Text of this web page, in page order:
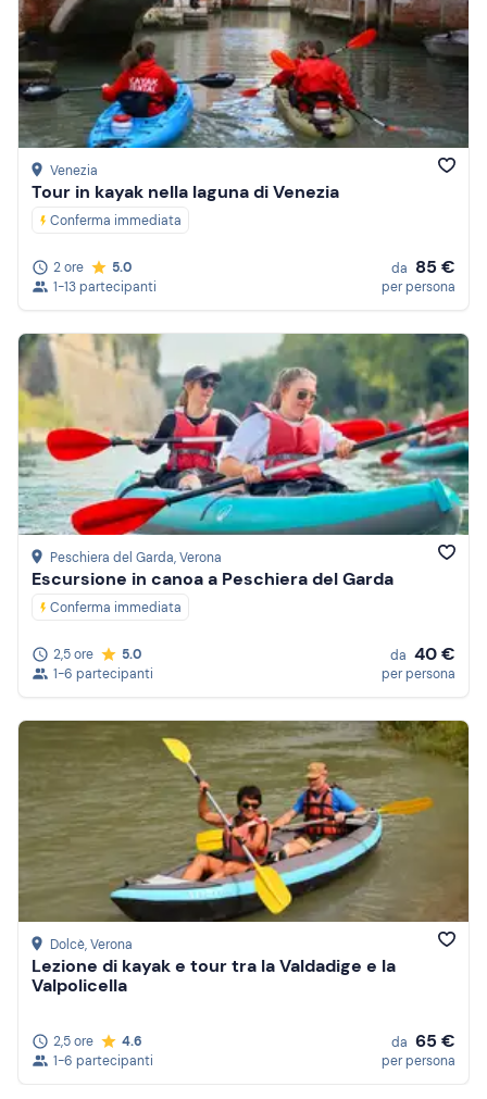
Venezia
Tour in kayak nella laguna di Venezia
Conferma immediata
2 ore
5.0
1-13 partecipanti
da 85 €
per persona
Peschiera del Garda, Verona
Escursione in canoa a Peschiera del Garda
Conferma immediata
2,5 ore
5.0
1-6 partecipanti
da 40 €
per persona
Dolcè, Verona
Lezione di kayak e tour tra la Valdadige e la
Valpolicella
2,5 ore
4.6
1-6 partecipanti
da 65 €
per persona